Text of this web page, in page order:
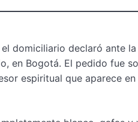
el domiciliario declaró ante
en Bogotá. El pedido fue
espiritual que aparece